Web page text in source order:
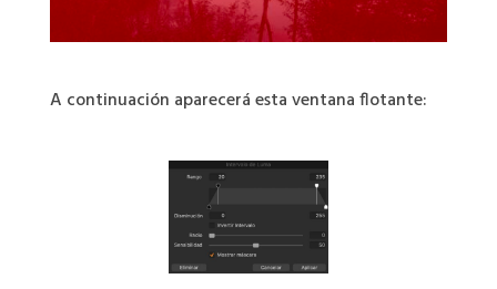
A continuación aparecerá esta ventana flotante: